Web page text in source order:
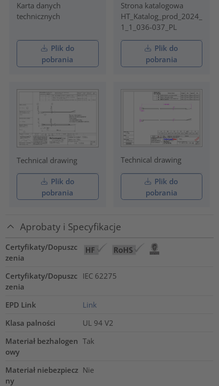
Karta danych
technicznych
Plik do
pobrania
Strona katalogowa
HT_Katalog_prod_2024_
1_1_036-037_PL
Plik do
pobrania
Technical drawing
Plik do
pobrania
Technical drawing
Plik do
pobrania
Aprobaty i Specyfikacje
Certyfikaty/Dopuszc
zenia
Certyfikaty/Dopuszc
zenia
IEC 62275
EPD Link
Link
Klasa palności
UL 94 V2
Materiał bezhalogen
owy
Tak
Materiał niebezpiecz
ny
Nie